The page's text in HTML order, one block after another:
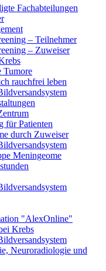
Fachabteilungen
– Teilnehmer
– Zuweiser
Tumore
rauchfrei leben
für Patienten
durch Zuweiser
Meningeome
"AlexOnline"
Krebs
Neuroradiologie und